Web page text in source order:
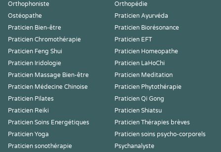
Orthophoniste
Orthopédie
Ostéopathe
Praticien Ayurvéda
Praticien Bien-être
Praticien Biorésonance
Praticien Chromothérapie
Praticien EFT
Praticien Feng Shui
Praticien Homeopathe
Praticien Iridologie
Praticien LaHoChi
Praticien Massage Bien-être
Praticien Meditation
Praticien Médecine Chinoise
Praticien Phytothérapie
Praticien Pilates
Praticien Qi Gong
Praticien Reiki
Praticien Shiatsu
Praticien Soins Energétiques
Praticien Thérapies brèves
Praticien Yoga
Praticien soins psycho-corporels
Praticien sonothérapie
Psychanalyste